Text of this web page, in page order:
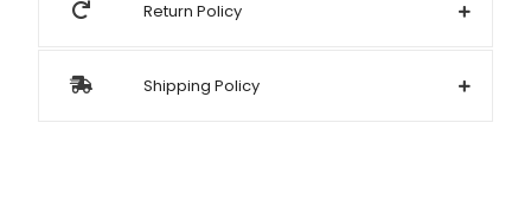
Return Policy
Shipping Policy